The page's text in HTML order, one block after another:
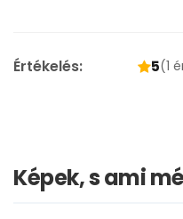
Értékelés: 5(1
Képek, s ami